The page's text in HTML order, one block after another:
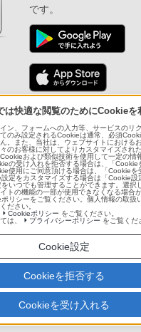
です。
Featureとは
Featureはソニー製品の
ー・デザイン・ライフス
信する、オーナーズマガ
ケートにご協力をお願いいたします。
は快適な閲覧のためにCookieを
ン、フォームへの入力等、サービスのリ
のみ設定されるCookieは通常、必須
。また、当社は、ウェブサイトにおける
のお客様に対してよりカスタマイズされ
および類似技術を使用して一定の情
の受け入れを拒否する場合は、「Cookie
使用にご同意頂ける場合は、「Cookieを
定をカスタマイズする場合は「Cookie設
いつでも管理することができます。選択
トの機能の一部が使用できなくなる場合
リシーをご覧ください。個人情報の取扱
ださい。
Cookieポリシー をご覧ください。
は、
プライバシーポリシー をご覧くだ
Cookie設定
Cookieを拒否する
Cookieを受け入れる